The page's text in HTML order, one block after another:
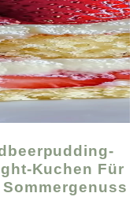
Kuchen Für
Sommergenuss